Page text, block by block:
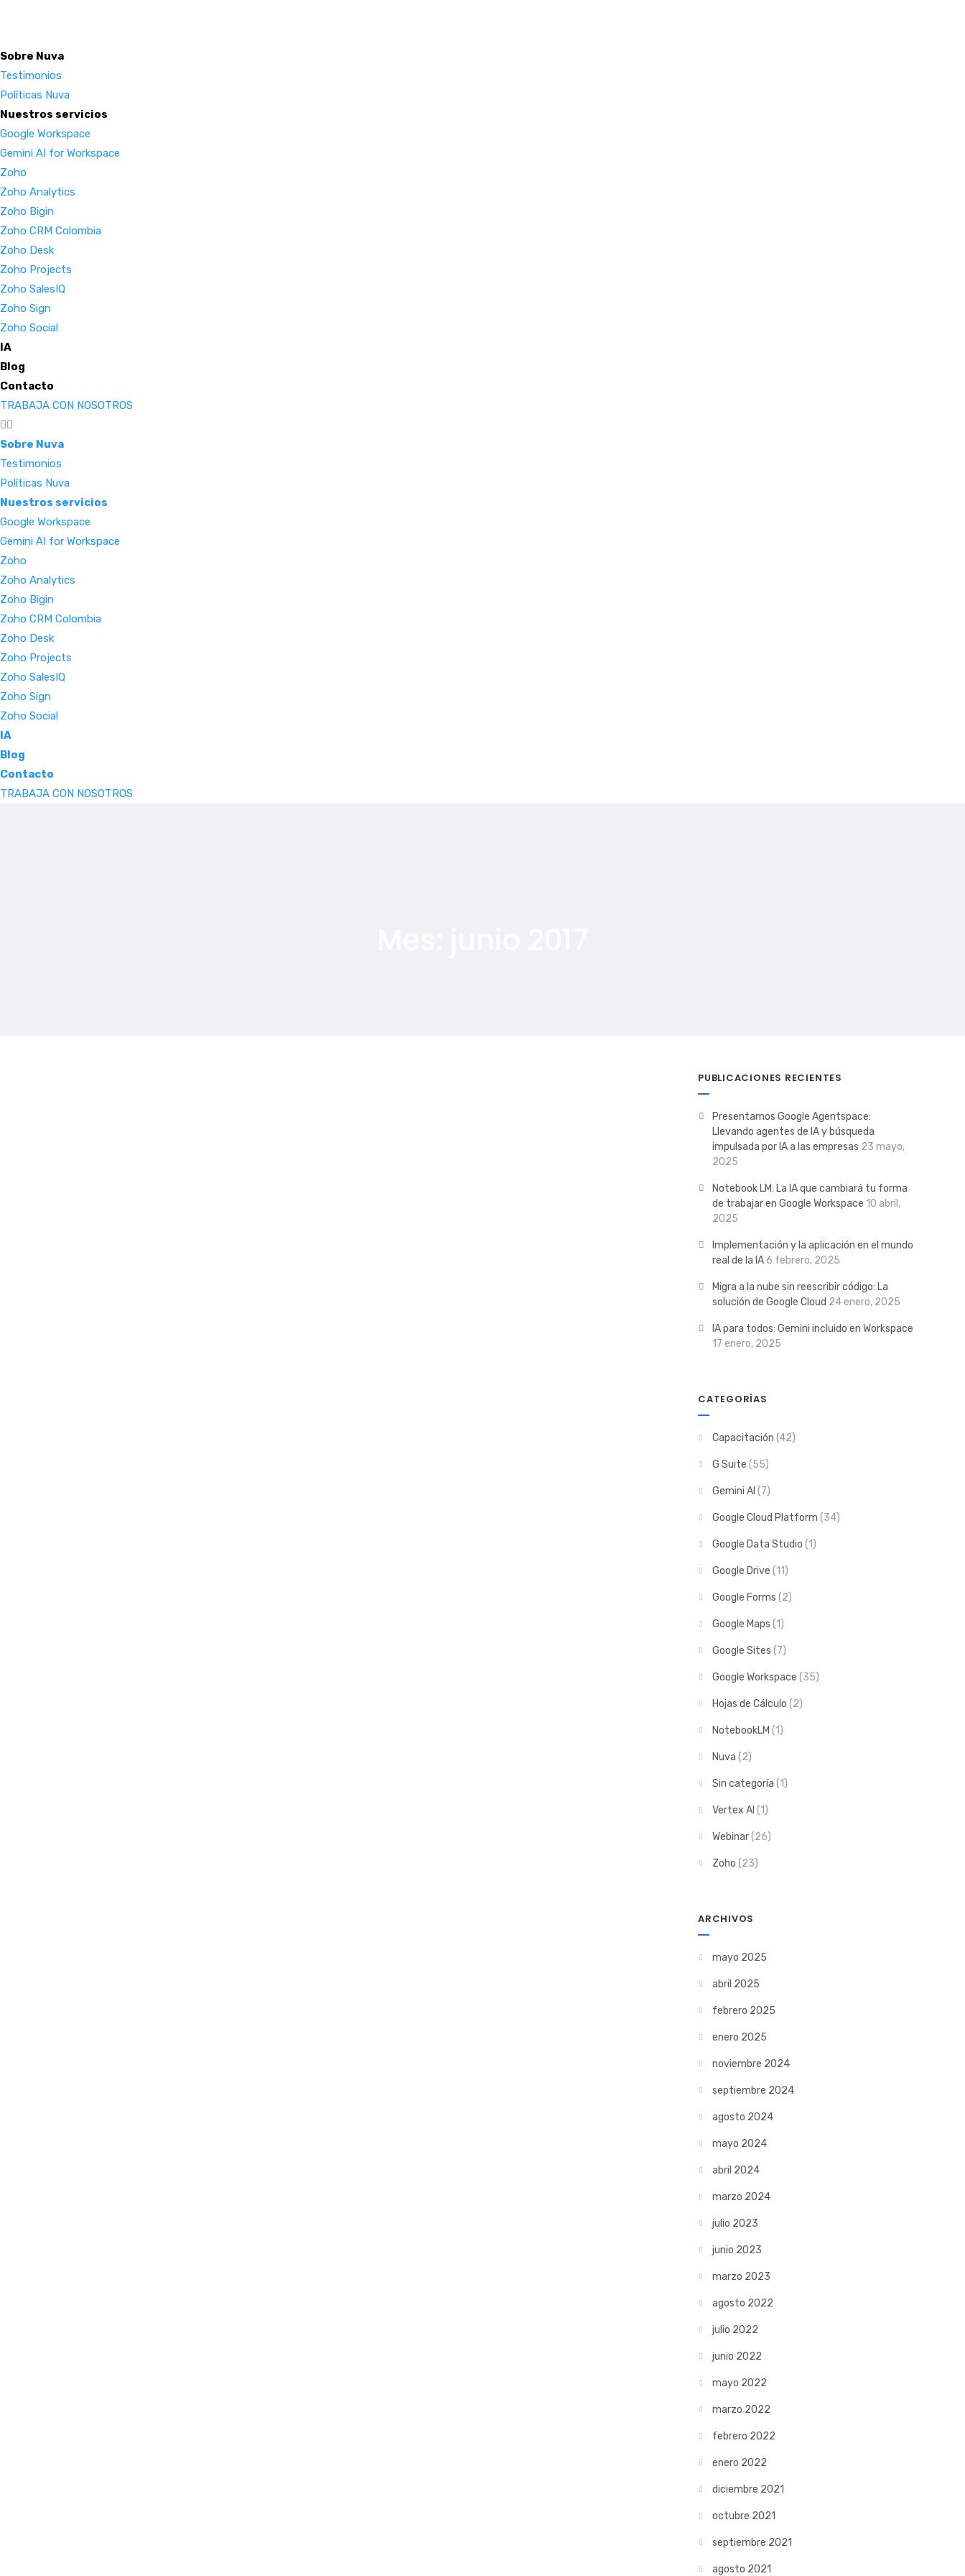
Sobre Nuva
Testimonios
Políticas Nuva
Nuestros servicios
Google Workspace
Gemini AI for Workspace
Zoho
Zoho Analytics
Zoho Bigin
Zoho CRM Colombia
Zoho Desk
Zoho Projects
Zoho SalesIQ
Zoho Sign
Zoho Social
IA
Blog
Contacto
TRABAJA CON NOSOTROS
Sobre Nuva
Testimonios
Políticas Nuva
Nuestros servicios
Google Workspace
Gemini AI for Workspace
Zoho
Zoho Analytics
Zoho Bigin
Zoho CRM Colombia
Zoho Desk
Zoho Projects
Zoho SalesIQ
Zoho Sign
Zoho Social
IA
Blog
Contacto
TRABAJA CON NOSOTROS
PUBLICACIONES RECIENTES
Presentamos Google Agentspace:
Llevando agentes de IA y búsqueda
impulsada por IA a las empresas 23 mayo,
2025
Notebook LM: La IA que cambiará tu forma
de trabajar en Google Workspace 10 abril,
2025
Implementación y la aplicación en el mundo
real de la IA 6 febrero, 2025
Migra a la nube sin reescribir código: La
solución de Google Cloud 24 enero, 2025
IA para todos: Gemini incluido en Workspace
17 enero, 2025
CATEGORÍAS
Capacitación (42)
G Suite (55)
Gemini AI (7)
Google Cloud Platform (34)
Google Data Studio (1)
Google Drive (11)
Google Forms (2)
Google Maps (1)
Google Sites (7)
Google Workspace (35)
Hojas de Cálculo (2)
NotebookLM (1)
Nuva (2)
Sin categoría (1)
Vertex AI (1)
Webinar(26)
Zoho (23)
ARCHIVOS
mayo 2025
abril 2025
febrero 2025
enero 2025
noviembre 2024
septiembre 2024
agosto 2024
mayo 2024
abril 2024
marzo 2024
julio 2023
junio 2023
marzo 2023
agosto 2022
julio 2022
junio 2022
mayo 2022
marzo 2022
febrero 2022
enero 2022
diciembre 2021
octubre 2021
septiembre 2021
agosto 2021